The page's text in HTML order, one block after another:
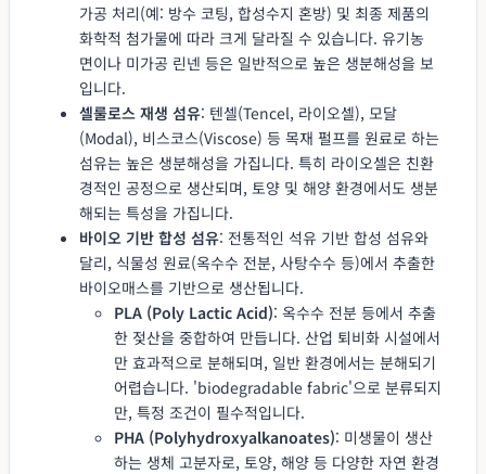
가공 처리(예: 방수 코팅, 합성수지 혼방) 및 최종 제품의
화학적 첨가물에 따라 크게 달라질 수 있습니다. 유기농
면이나 미가공 린넨 등은 일반적으로 높은 생분해성을 보
입니다.
셀룰로스 재생 섬유: 텐셀(Tencel, 라이오셀), 모달
(Modal), 비스코스(Viscose) 등 목재 펄프를 원료로 하는
섬유는 높은 생분해성을 가집니다. 특히 라이오셀은 친환
경적인 공정으로 생산되며, 토양 및 해양 환경에서도 생분
해되는 특성을 가집니다.
바이오 기반 합성 섬유: 전통적인 석유 기반 합성 섬유와
달리, 식물성 원료(옥수수 전분, 사탕수수 등)에서 추출한
바이오매스를 기반으로 생산됩니다.
PLA (Poly Lactic Acid): 옥수수 전분 등에서 추출
한 젖산을 중합하여 만듭니다. 산업 퇴비화 시설에서
만 효과적으로 분해되며, 일반 환경에서는 분해되기
어렵습니다. 'biodegradable fabric'으로 분류되지
만, 특정 조건이 필수적입니다.
PHA (Polyhydroxyalkanoates): 미생물이 생산
하는 생체 고분자로, 토양, 해양 등 다양한 자연 환경